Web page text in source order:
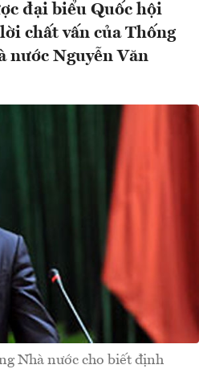
đại biểu Quốc hội
chất vấn của Thống
nước Nguyễn Văn
Nhà nước cho biết định